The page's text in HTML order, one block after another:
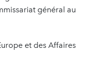
général au
et des Affaires